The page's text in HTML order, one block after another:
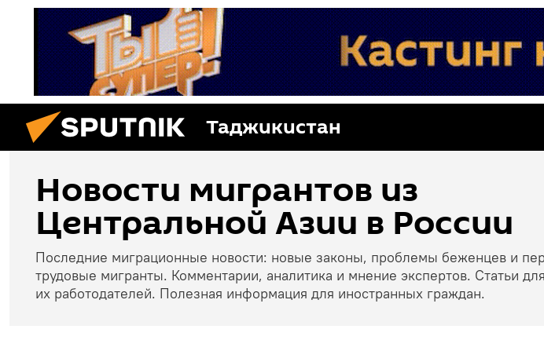
Таджикистан
Новости мигрантов из
Центральной Азии в России
Последние миграционные новости: новые законы, проблемы беженцев и
трудовые мигранты. Комментарии, аналитика и мнение экспертов. Статьи
их работодателей. Полезная информация для иностранных граждан.